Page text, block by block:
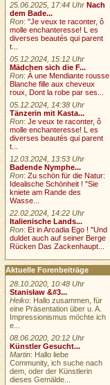
25.06.2025, 17:44 Uhr Nach
dem Bade...
Ron:"Je veux te raconter, ô
molle enchanteresse! L es
diverses beautés qui parent
t...
05.12.2024, 15:12 Uhr
Mädchen sich die F...
Ron:À une Mendiante rousse
Blanche fille aux cheveux
roux, Dont la robe par ses...
05.12.2024, 14:38 Uhr
Tänzerin mit Kasta...
Ron:Je veux te raconter, ô
molle enchanteresse! L es
diverses beautés qui parent
t...
12.03.2024, 13:53 Uhr
Badende Nymphe...
Ron:Zu schön für die Natur:
Idealische Schönheit ! "Sie
kniete am Rande des
Wasse...
22.02.2024, 14:22 Uhr
Italienische Lands...
Ron:Et in Arcadia Ego ! "Und
duldet auch auf seiner Berge
Rücken Das Zackenhaupt...
Aktuelle Forenbeiträge
28.10.2020, 10:48 Uhr
Stanisław &#3...
Heiko: Hallo zusammen, für
eine Präsentation über u. A.
Impressionismus möchte ich
e...
08.06.2020, 20:12 Uhr
Künstler Gesucht...
Martin: Hallo liebe
Community, ich suche nach
dem, oder der Künstlerin
dieses Gemälde...